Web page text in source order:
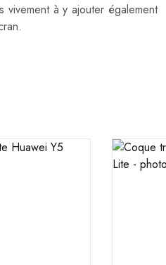
vivement à y ajouter également